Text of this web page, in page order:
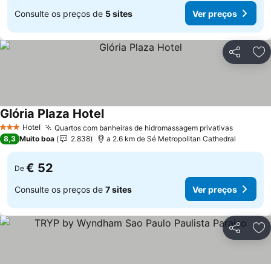
Consulte os preços de 5 sites Ver preços
Partilhar
3 EstrelasHotel Quartos com banheiras de hidromassagem privativasVer
Glória Plaza HotelVer preços
8,3 Muito boa 2.838 a 2.6 km de Sé Metropolitan Cathedral
De € 52
Consulte os preços de 7 sites Ver preços
Partilhar